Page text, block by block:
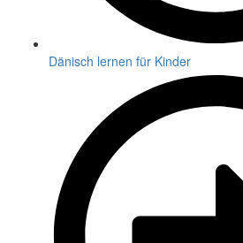
Dänisch lernen für Kinder